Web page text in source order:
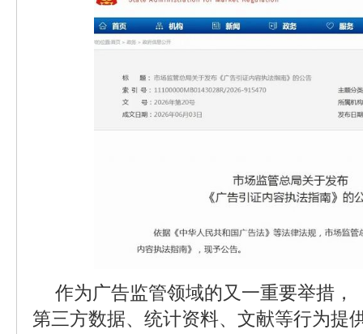
作为广告监管领域的又一重要举措，
第三方数据、统计资料、文献等行为提